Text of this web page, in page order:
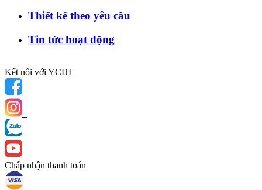
Thiết kế theo yêu cầu
Tin tức hoạt động
Kết nối với YCHI
Chấp nhận thanh toán